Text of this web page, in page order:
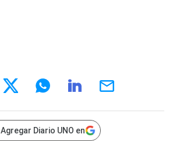
Agregar Diario UNO en